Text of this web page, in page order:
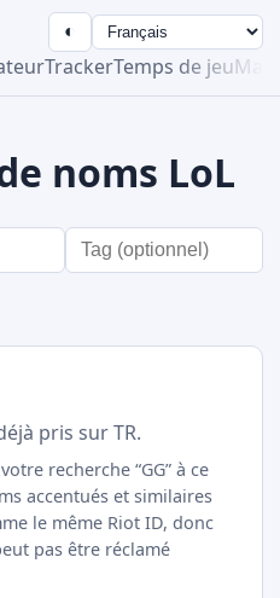
TrackerTemps de jeu
◐
noms LoL
pris sur TR.
recherche “GG” à ce
accentués et similaires
le même Riot ID, donc
pas être réclamé